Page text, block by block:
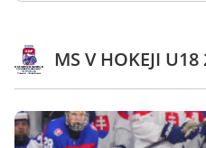
MS V HOKEJI U18